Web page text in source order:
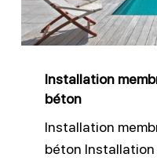
Installation
béton
Installation
béton Installation